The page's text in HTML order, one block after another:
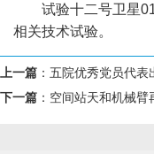
试验十二号卫星
相关技术试验。
上一篇 ： 五院优秀党员代表
下一篇 ： 空间站天和机械臂